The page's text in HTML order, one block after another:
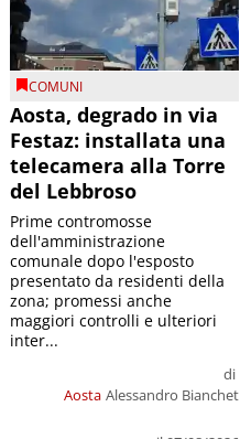
COMUNI
Aosta, degrado in via
Festaz: installata una
telecamera alla Torre
del Lebbroso
Aosta
di
Alessandro Bianchet
Prime contromosse
dell'amministrazione
comunale dopo l'esposto
presentato da residenti della
zona; promessi anche
maggiori controlli e ulteriori
inter...